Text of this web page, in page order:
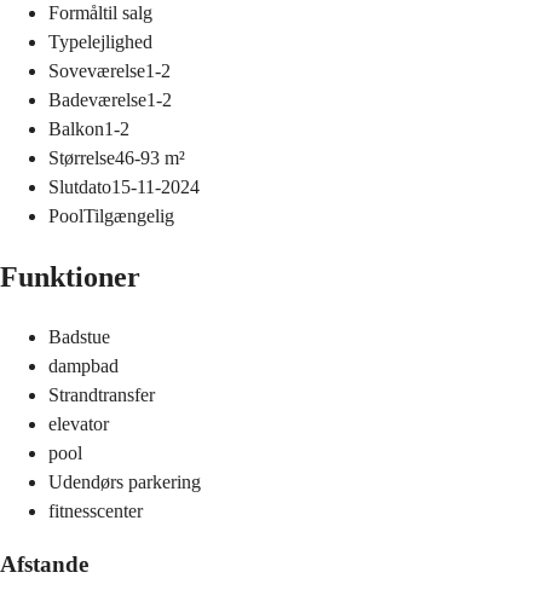
Formåltil salg
Typelejlighed
Soveværelse1-2
Badeværelse1-2
Balkon1-2
Størrelse46-93 m²
Slutdato15-11-2024
PoolTilgængelig
Funktioner
Badstue
dampbad
Strandtransfer
elevator
pool
Udendørs parkering
fitnesscenter
Afstande